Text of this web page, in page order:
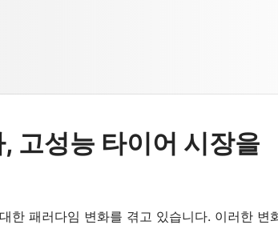
고성능 타이어 시장을
한 패러다임 변화를 겪고 있습니다. 이러한 변